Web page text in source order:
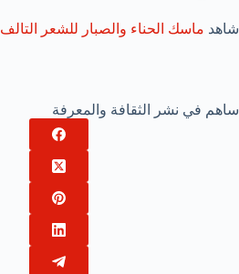
شاهد ماسك الحناء والصبار للشعر التالف
ساهم في نشر الثقافة والمعرفة